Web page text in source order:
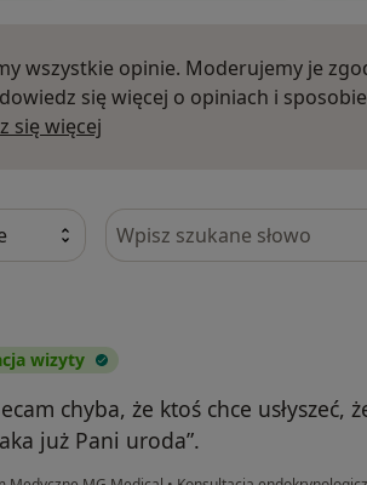
wszystkie opinie. Moderujemy je
się więcej o opiniach i
się więcej
Szukaj w opiniach
wizyty
chyba, że ktoś chce usłyszeć,
już Pani uroda”.